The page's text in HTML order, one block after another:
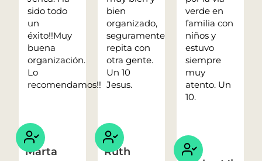
sido todo
un
éxito!!Muy
buena
organización.
Lo
recomendamos!!
Marta
bien
organizado,
seguramente
repita con
otra gente.
Un 10
Jesus.
Ruth
verde en
familia con
niños y
estuvo
siempre
muy
atento. Un
10.